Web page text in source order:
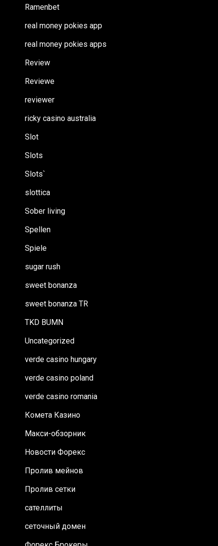
Ramenbet
real money pokies app
real money pokies apps
Review
Reviewe
reviewer
ricky casino australia
Slot
Slots
Slots`
slottica
Sober living
Spellen
Spiele
sugar rush
sweet bonanza
sweet bonanza TR
TKD BUMN
Uncategorized
verde casino hungary
verde casino poland
verde casino romania
Комета Казино
Макси-обзорник
Новости Форекс
Пролив мейнов
Пролив сетки
сателлиты
сеточный домен